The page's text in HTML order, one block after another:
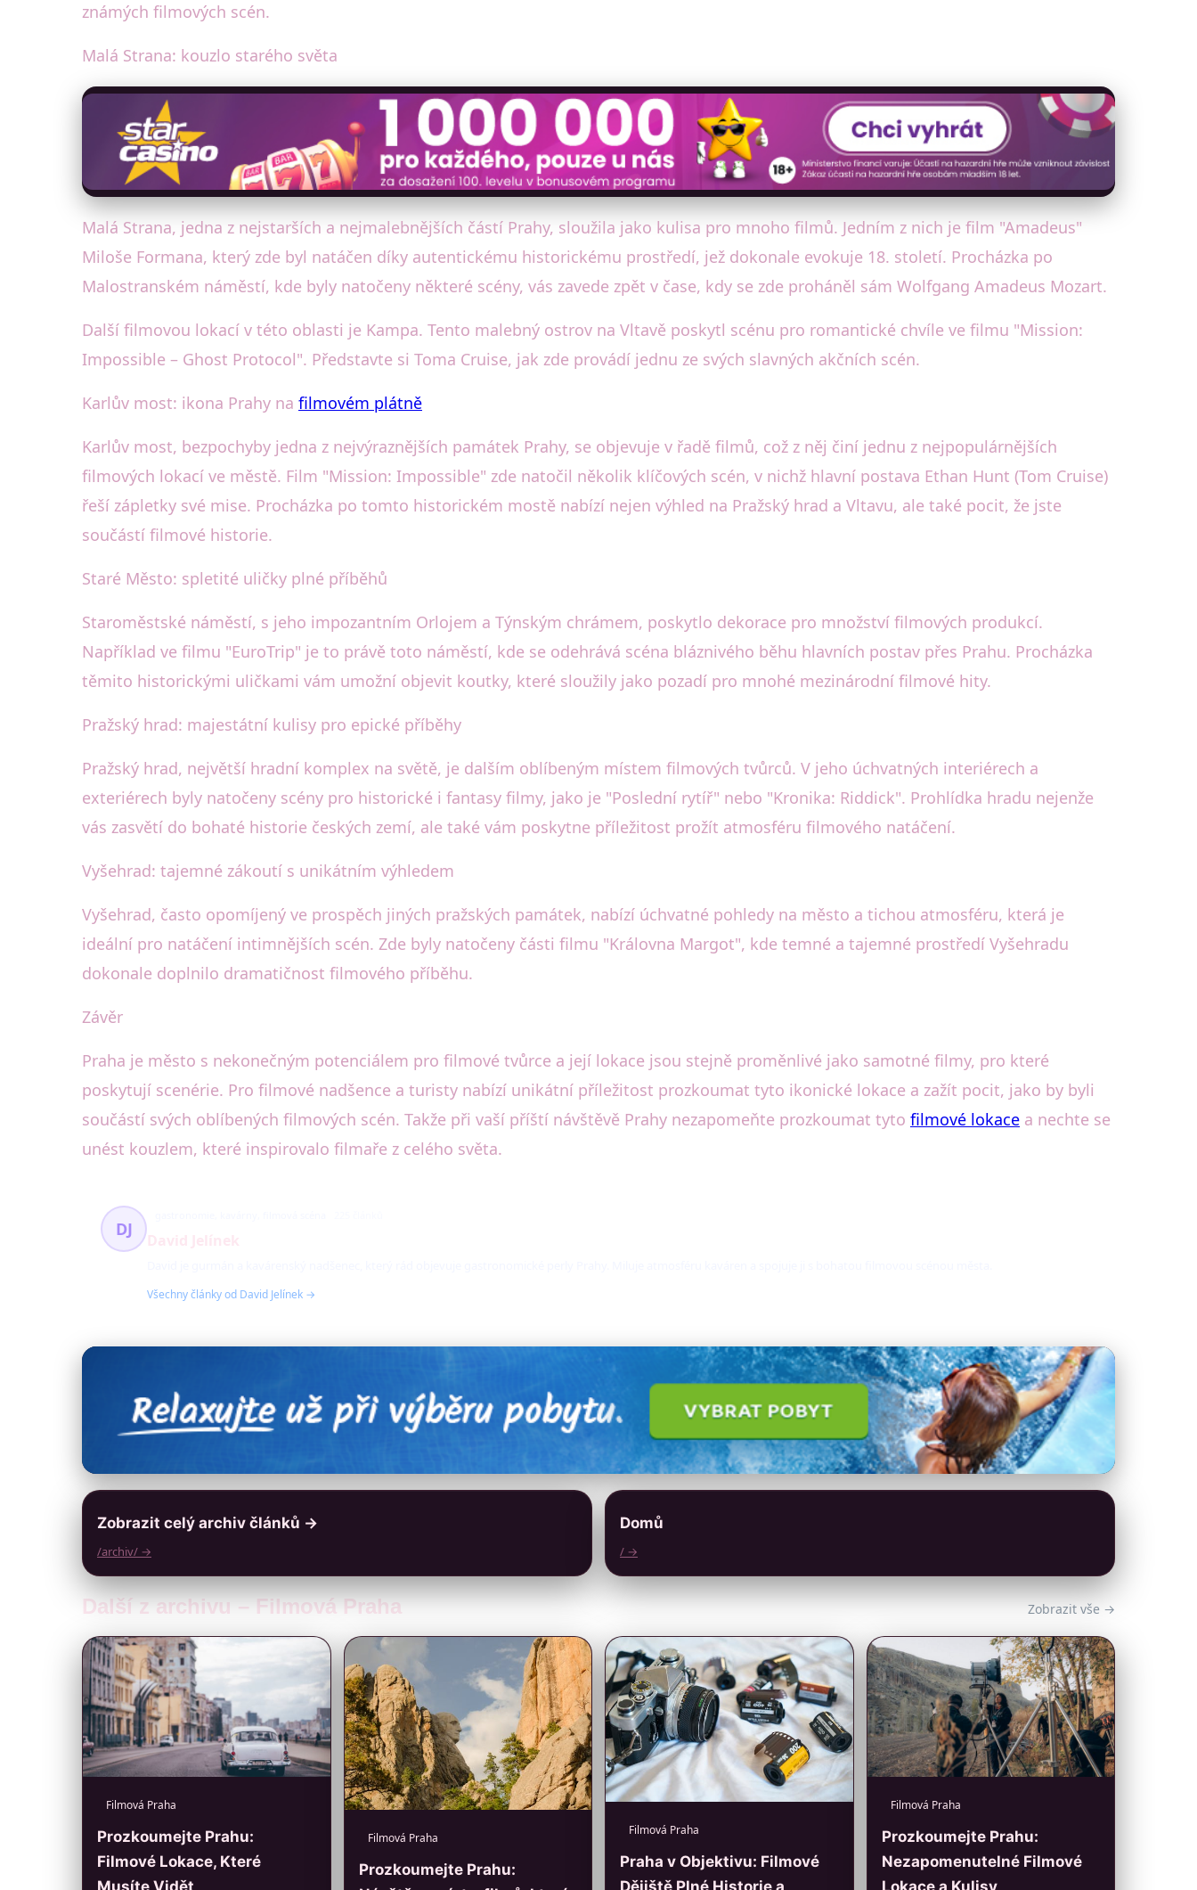
známých filmových scén.
Malá Strana: kouzlo starého světa
Malá Strana, jedna z nejstarších a nejmalebnějších částí Prahy, sloužila jako kulisa pro mnoho filmů. Jedním z nich je film "Amadeus"
Miloše Formana, který zde byl natáčen díky autentickému historickému prostředí, jež dokonale evokuje 18. století. Procházka po
Malostranském náměstí, kde byly natočeny některé scény, vás zavede zpět v čase, kdy se zde proháněl sám Wolfgang Amadeus Mozart.
Další filmovou lokací v této oblasti je Kampa. Tento malebný ostrov na Vltavě poskytl scénu pro romantické chvíle ve filmu "Mission:
Impossible – Ghost Protocol". Představte si Toma Cruise, jak zde provádí jednu ze svých slavných akčních scén.
Karlův most: ikona Prahy na filmovém plátně
Karlův most, bezpochyby jedna z nejvýraznějších památek Prahy, se objevuje v řadě filmů, což z něj činí jednu z nejpopulárnějších
filmových lokací ve městě. Film "Mission: Impossible" zde natočil několik klíčových scén, v nichž hlavní postava Ethan Hunt (Tom Cruise)
řeší zápletky své mise. Procházka po tomto historickém mostě nabízí nejen výhled na Pražský hrad a Vltavu, ale také pocit, že jste
součástí filmové historie.
Staré Město: spletité uličky plné příběhů
Staroměstské náměstí, s jeho impozantním Orlojem a Týnským chrámem, poskytlo dekorace pro množství filmových produkcí.
Například ve filmu "EuroTrip" je to právě toto náměstí, kde se odehrává scéna bláznivého běhu hlavních postav přes Prahu. Procházka
těmito historickými uličkami vám umožní objevit koutky, které sloužily jako pozadí pro mnohé mezinárodní filmové hity.
Pražský hrad: majestátní kulisy pro epické příběhy
Pražský hrad, největší hradní komplex na světě, je dalším oblíbeným místem filmových tvůrců. V jeho úchvatných interiérech a
exteriérech byly natočeny scény pro historické i fantasy filmy, jako je "Poslední rytíř" nebo "Kronika: Riddick". Prohlídka hradu nejenže
vás zasvětí do bohaté historie českých zemí, ale také vám poskytne příležitost prožít atmosféru filmového natáčení.
Vyšehrad: tajemné zákoutí s unikátním výhledem
Vyšehrad, často opomíjený ve prospěch jiných pražských památek, nabízí úchvatné pohledy na město a tichou atmosféru, která je
ideální pro natáčení intimnějších scén. Zde byly natočeny části filmu "Královna Margot", kde temné a tajemné prostředí Vyšehradu
dokonale doplnilo dramatičnost filmového příběhu.
Závěr
Praha je město s nekonečným potenciálem pro filmové tvůrce a její lokace jsou stejně proměnlivé jako samotné filmy, pro které
poskytují scenérie. Pro filmové nadšence a turisty nabízí unikátní příležitost prozkoumat tyto ikonické lokace a zažít pocit, jako by byli
součástí svých oblíbených filmových scén. Takže při vaší příští návštěvě Prahy nezapomeňte prozkoumat tyto filmové lokace a nechte se
unést kouzlem, které inspirovalo filmaře z celého světa.
DJ
Všechny články od David Jelínek →
Zobrazit celý archiv článků →
/archiv/ →
Domů
/ →
Další z archivu – Filmová Praha Zobrazit vše →
Filmová Praha
Prozkoumejte Prahu:
Filmové Lokace, Které
Musíte Vidět
Filmová Praha
Prozkoumejte Prahu:
Filmová Praha
Praha v Objektivu: Filmové
Filmová Praha
Prozkoumejte Prahu:
Nezapomenutelné Filmové
Lokace a Kulisy